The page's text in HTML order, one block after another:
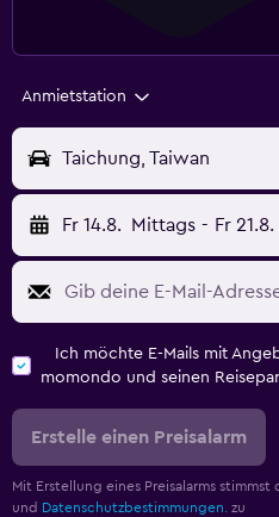
Anmietstation
Taichung, Taiwan
Fr 14.8. Mittags - Fr 21.8.
Ich möchte E-Mails mit
momondo und seinen
Erstelle einen Preisalarm
Mit Erstellung eines Preisalarms stimmst
und Datenschutzbestimmungen. zu